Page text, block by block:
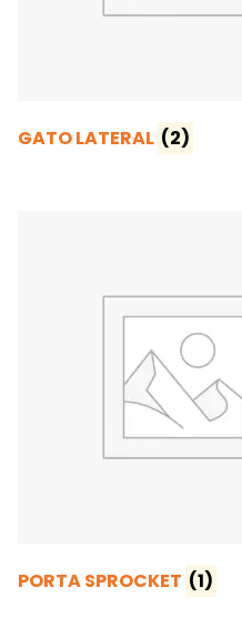
GATO LATERAL (2)
PORTA SPROCKET (1)